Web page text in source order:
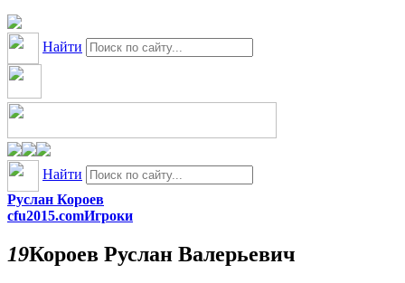
Найти
Найти
Руслан Короев
cfu2015.comИгроки
19Короев Руслан Валерьевич